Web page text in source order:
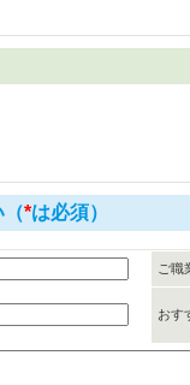
（*は必須）
ご職
おす